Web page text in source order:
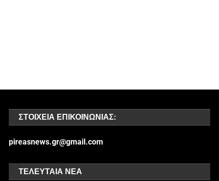
ΣΤΟΙΧΕΊΑ ΕΠΙΚΟΙΝΩΝΊΑΣ:
pireasnews.gr@gmail.com
ΤΕΛΕΥΤΑΊΑ ΝΈΑ